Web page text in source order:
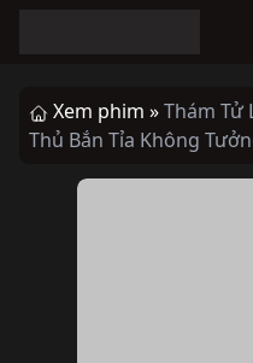
Xem phim »Thám Tử
Thủ Bắn Tỉa Không